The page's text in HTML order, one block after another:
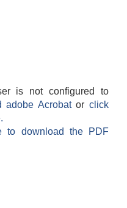
is not configured to
adobe Acrobatorclick
to download the PDF